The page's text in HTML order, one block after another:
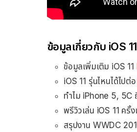
ข้อมูลเกี่ยวกับ iOS 11
ข้อมูลเพิ่มเติม iOS 11
iOS 11 รุ่นไหนได้ไปต่อ
ทำไม iPhone 5, 5C
พรีวิวเล่น iOS 11 ครั้
สรุปงาน WWDC